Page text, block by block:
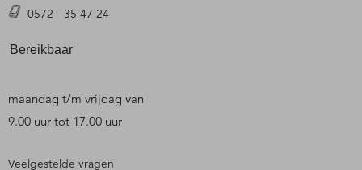
0572 - 35 47 24
Bereikbaar
maandag t/m vrijdag van
9.00 uur tot 17.00 uur
Veelgestelde vragen